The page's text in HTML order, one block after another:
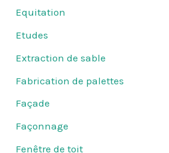
Equitation
Etudes
Extraction de sable
Fabrication de palettes
Façade
Façonnage
Fenêtre de toit